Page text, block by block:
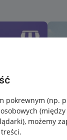
pokrewnym (np.
, możemy